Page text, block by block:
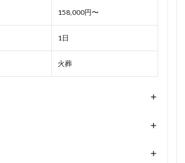
158,000円〜
1日
火葬
+
+
+